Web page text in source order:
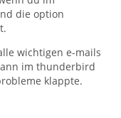
die option
wichtigen e-mails
im thunderbird
klappte.